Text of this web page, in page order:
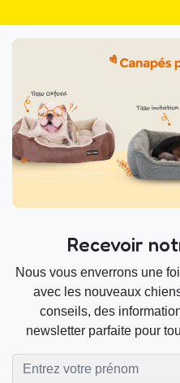
Recevoir
Nous vous enverrons une
avec les nouveaux
conseils, des
newsletter parfaite pour